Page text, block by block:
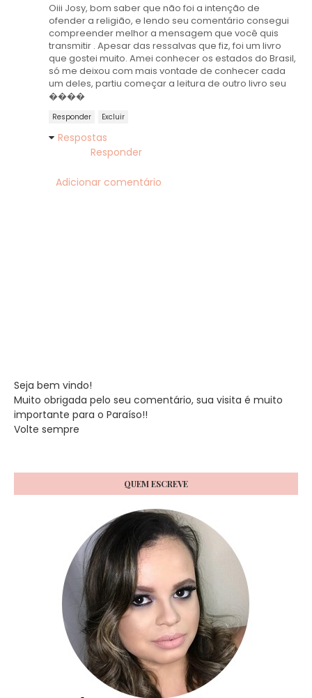
Oiii Josy, bom saber que não foi a intenção de
ofender a religião, e lendo seu comentário consegui
compreender melhor a mensagem que você quis
transmitir . Apesar das ressalvas que fiz, foi um livro
que gostei muito. Amei conhecer os estados do Brasil,
só me deixou com mais vontade de conhecer cada
um deles, partiu começar a leitura de outro livro seu
����
Responder Excluir
Respostas
Responder
Adicionar comentário
Seja bem vindo!
Muito obrigada pelo seu comentário, sua visita é muito
importante para o Paraíso!!
Volte sempre
QUEM ESCREVE